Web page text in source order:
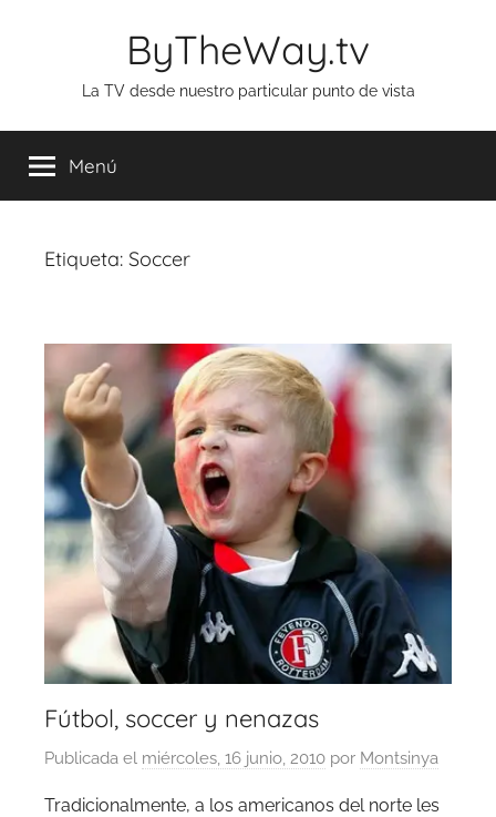
ByTheWay.tv
La TV desde nuestro particular punto de vista
Menú
Etiqueta: Soccer
Fútbol, soccer y nenazas
Publicada el miércoles, 16 junio, 2010 por Montsinya
Tradicionalmente, a los americanos del norte les